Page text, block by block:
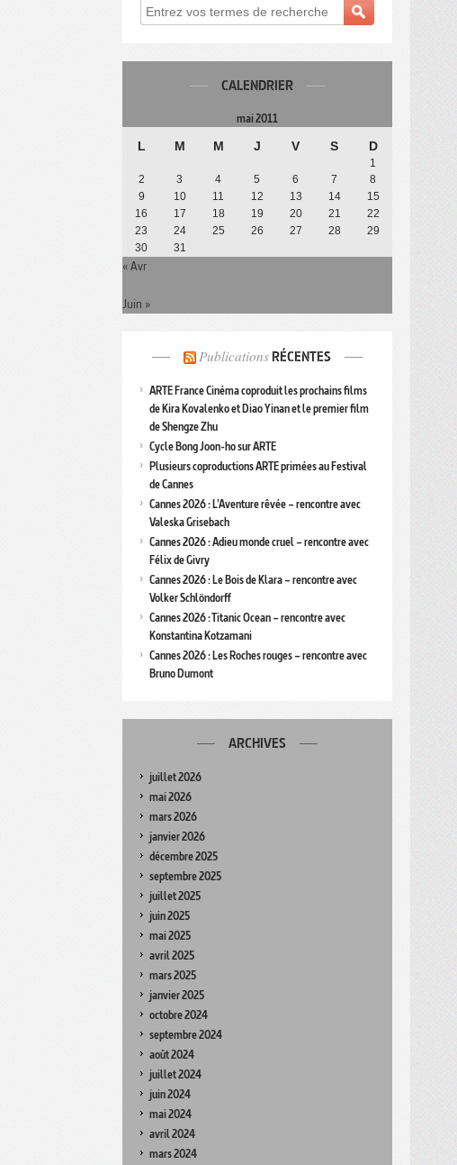
CALENDRIER
mai 2011
L M M J V S D
1
2
3 4 5 6 7
8
9
10 11 12 13 14
15
16
17 18 19 20 21
22
23
24 25 26 27 28
29
30
31
« Avr
Juin »
Publications RÉCENTES
ARTE France Cinéma coproduit les prochains films
de Kira Kovalenko et Diao Yinan et le premier film
de Shengze Zhu
Cycle Bong Joon-ho sur ARTE
Plusieurs coproductions ARTE primées au Festival
de Cannes
Cannes 2026 : L’Aventure rêvée – rencontre avec
Valeska Grisebach
Cannes 2026 : Adieu monde cruel – rencontre avec
Félix de Givry
Cannes 2026 : Le Bois de Klara – rencontre avec
Volker Schlöndorff
Cannes 2026 : Titanic Ocean – rencontre avec
Konstantina Kotzamani
Cannes 2026 : Les Roches rouges – rencontre avec
Bruno Dumont
ARCHIVES
juillet 2026
mai 2026
mars 2026
janvier 2026
décembre 2025
septembre 2025
juillet 2025
juin 2025
mai 2025
avril 2025
mars 2025
janvier 2025
octobre 2024
septembre 2024
août 2024
juillet 2024
juin 2024
mai 2024
avril 2024
mars 2024